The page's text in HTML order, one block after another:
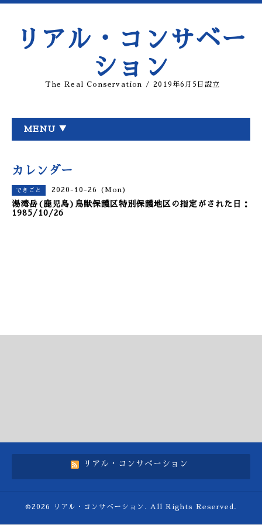
リアル・コンサベー
ション
The Real Conservation / 2019年6月5日設立
MENU ▼
カレンダー
できごと 2020-10-26 (Mon)
湯湾岳(鹿児島)鳥獣保護区特別保護地区の指定がされた日：
1985/10/26
リアル・コンサベーション
©2026 リアル・コンサベーション . All Rights Reserved.